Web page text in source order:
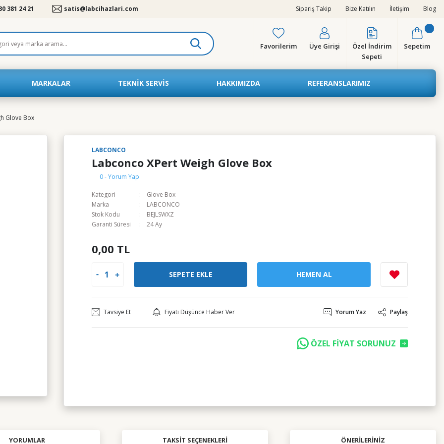
381 24 21 satis@labcihazlari.com Sipariş Takip Bize Katılın İletişim Blog
Favorilerim Üye Girişi
Özel İndirim
Sepeti
Sepetim
MARKALAR TEKNIK SERVIS HAKKIMIZDA REFERANSLARIMIZ
Glove Box
LABCONCO
Labconco XPert Weigh Glove Box
0 - Yorum Yap
Kategori
Glove Box
Marka
LABCONCO
Stok Kodu
BEJLSWXZ
Garanti Süresi
24 Ay
0,00 TL
SEPETE EKLE HEMEN AL
Tavsiye Et Fiyatı Düşünce Haber Ver Yorum Yaz Paylaş
ÖZEL FİYAT SORUNUZ
YORUMLAR TAKSIT SEÇENEKLERI ÖNERILERINIZ